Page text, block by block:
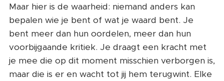
Maar hier is de waarheid: niemand anders kan
bepalen wie je bent of wat je waard bent. Je
bent meer dan hun oordelen, meer dan hun
voorbijgaande kritiek. Je draagt ​​een kracht met
je mee die op dit moment misschien verborgen is,
maar die is er en wacht tot jij hem terugwint. Elke